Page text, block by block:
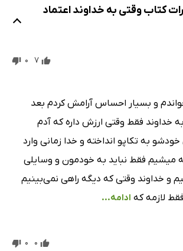
کتاب وقتی به خداوند اعتماد
7
0
و بسیار احساس آرامش کردم بعد
خداوند فقط وقتی ارزش داره که آدم
به تکاپو انداخته و خدا زمانی وارد
میشیم فقط نباید به خودمون و وسایلی
و خداوند وقتی که دیگه راهی نمی‌بینیم
لازمه که ادامه...
0
0